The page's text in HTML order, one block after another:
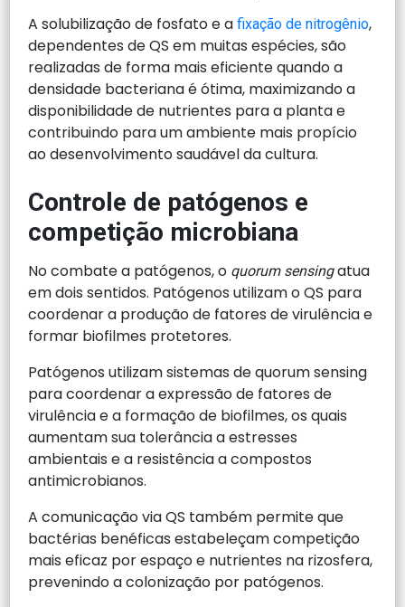
A solubilização de fosfato e afixação de nitrogênio,
dependentes de QS em muitas espécies, são
realizadas de forma mais eficiente quando a
densidade bacteriana é ótima, maximizando a
disponibilidade de nutrientes para a planta e
contribuindo para um ambiente mais propício
ao desenvolvimento saudável da cultura.
Controle de patógenos e
competição microbiana
No combate a patógenos, o quorum sensingatua
em dois sentidos. Patógenos utilizam o QS para
coordenar a produção de fatores de virulência e
formar biofilmes protetores.
Patógenos utilizam sistemas de quorum sensing
para coordenar a expressão de fatores de
virulência e a formação de biofilmes, os quais
aumentam sua tolerância a estresses
ambientais e a resistência a compostos
antimicrobianos.
A comunicação via QS também permite que
bactérias benéficas estabeleçam competição
mais eficaz por espaço e nutrientes na rizosfera,
prevenindo a colonização por patógenos.